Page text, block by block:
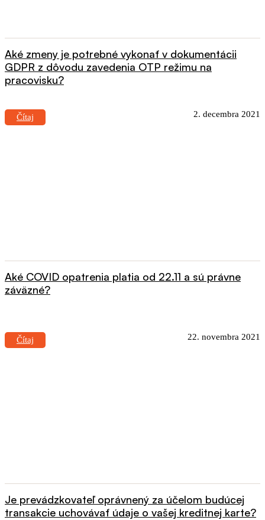
Aké zmeny je potrebné vykonať v dokumentácii
GDPR z dôvodu zavedenia OTP režimu na
pracovisku?
2. decembra 2021
Čítaj
Aké COVID opatrenia platia od 22.11 a sú právne
záväzné?
22. novembra 2021
Čítaj
Je prevádzkovateľ oprávnený za účelom budúcej
transakcie uchovávať údaje o vašej kreditnej karte?